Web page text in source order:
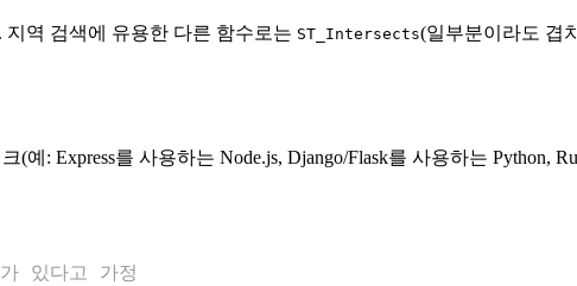
역 검색에 유용한 다른 함수로는 ST_Intersects(일부분이라도 겹
: Express를 사용하는 Node.js, Django/Flask를 사용하는 Python,
있다고 가정